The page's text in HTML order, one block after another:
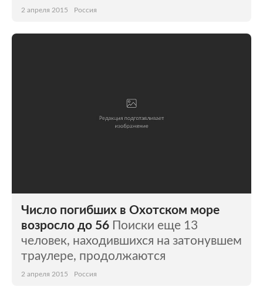
2 апреля 2015 Россия
Число погибших в Охотском море
возросло до 56 Поиски еще 13
человек, находившихся на затонувшем
траулере, продолжаются
2 апреля 2015 Россия